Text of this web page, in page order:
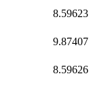
8.59623
9.87407
8.59626